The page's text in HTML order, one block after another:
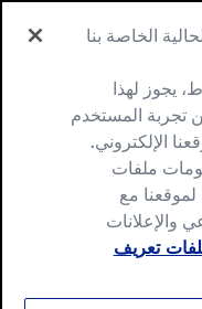
الخاصة بنا
يجوز لهذا
تجربة المستخدم
الإلكتروني.
ملفات
لموقعنا مع
والإعلانات
تعريف